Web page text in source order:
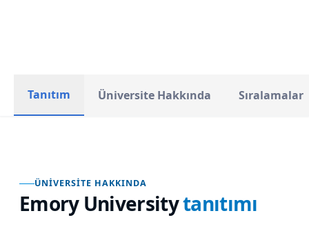
Tanıtım Üniversite Hakkında Sıralamalar
ÜNIVERSITE HAKKINDA
Emory Universitytanıtımı